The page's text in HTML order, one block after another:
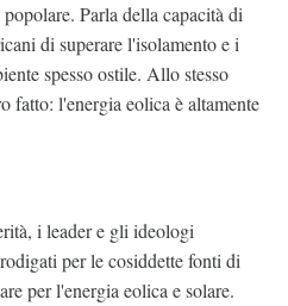
Parla della capacità di
di superare l'isolamento e i
spesso ostile. Allo stesso
fatto: l'energia eolica è altamente
i leader e gli ideologi
per le cosiddette fonti di
per l'energia eolica e solare.